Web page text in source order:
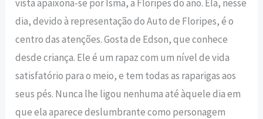
vista apaixona-se por Isma, a Floripes do ano. Ela, nesse
dia, devido à representação do Auto de Floripes, é o
centro das atenções. Gosta de Edson, que conhece
desde criança. Ele é um rapaz com um nível de vida
satisfatório para o meio, e tem todas as raparigas aos
seus pés. Nunca lhe ligou nenhuma até àquele dia em
que ela aparece deslumbrante como personagem